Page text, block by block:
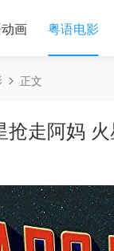
画 粤语电影
正文
抢走阿妈